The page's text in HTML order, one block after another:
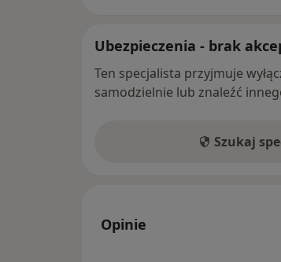
Ubezpieczenia - brak
Ten specjalista przyjmuje
samodzielnie lub znaleźć
Szukaj
Opinie